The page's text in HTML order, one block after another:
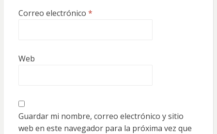
Correo electrónico *
Web
Guardar mi nombre, correo electrónico y sitio
web en este navegador para la próxima vez que